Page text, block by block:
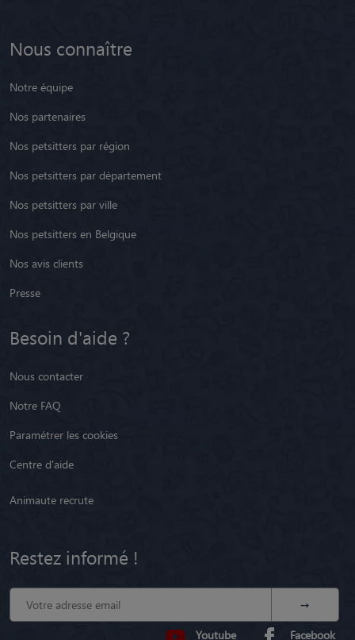
Nous connaître
Notre équipe
Nos partenaires
Nos petsitters par région
Nos petsitters par département
Nos petsitters par ville
Nos petsitters en Belgique
Nos avis clients
Presse
Besoin d'aide ?
Nous contacter
Notre FAQ
Paramétrer les cookies
Centre d'aide
Animaute recrute
Restez informé !
Youtube Facebook